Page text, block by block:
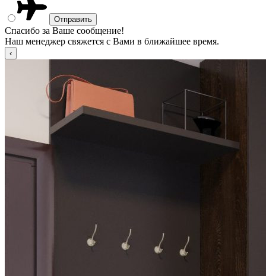
Спасибо за Ваше сообщение!
Наш менеджер свяжется с Вами в ближайшее время.